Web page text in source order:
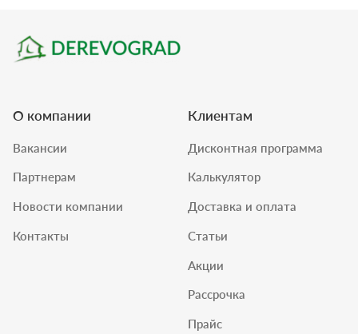
О компании
Вакансии
Партнерам
Новости компании
Контакты
Клиентам
Дисконтная программа
Калькулятор
Доставка и оплата
Статьи
Акции
Рассрочка
Прайс